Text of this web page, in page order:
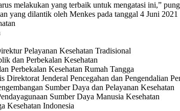
melakukan yang terbaik untuk mengatasi ini,”
yang dilantik oleh Menkes pada tanggal 4 Juni 2021
Pelayanan Kesehatan Tradisional
dan Perbekalan Kesehatan
Perbekalan Kesehatan Rumah Tangga
Jenderal Pencegahan dan Pengendalian
Sumber Daya dan Pelayanan Kesehatan
Sumber Daya Manusia Kesehatan
Kesehatan Indonesia